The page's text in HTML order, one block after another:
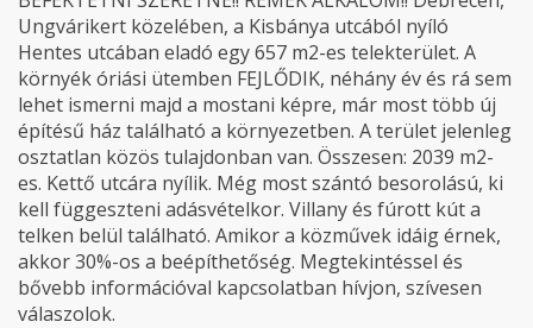
Ungvárikert közelében, a Kisbánya utcából nyíló
Hentes utcában eladó egy 657 m2-es telekterület. A
környék óriási ütemben FEJLŐDIK, néhány év és rá sem
lehet ismerni majd a mostani képre, már most több új
építésű ház található a környezetben. A terület jelenleg
osztatlan közös tulajdonban van. Összesen: 2039 m2-
es. Kettő utcára nyílik. Még most szántó besorolású, ki
kell függeszteni adásvételkor. Villany és fúrott kút a
telken belül található. Amikor a közművek idáig érnek,
akkor 30%-os a beépíthetőség. Megtekintéssel és
bővebb információval kapcsolatban hívjon, szívesen
válaszolok.